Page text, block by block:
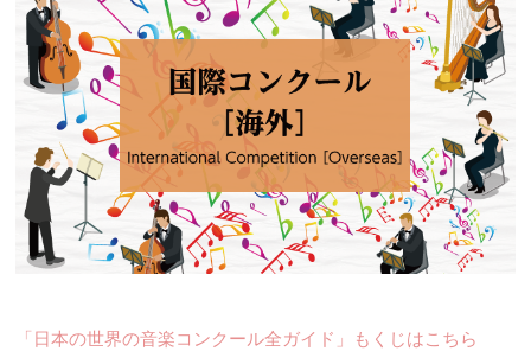
「日本の世界の音楽コンクール全ガイド」もくじはこちら